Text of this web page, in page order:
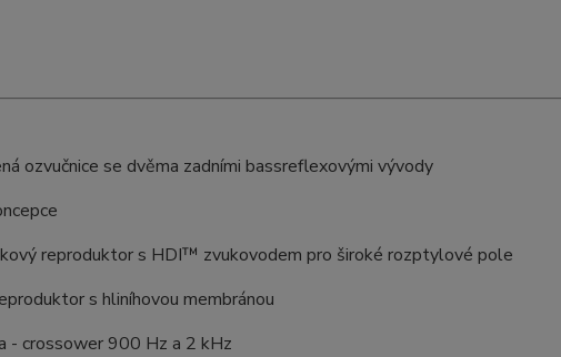
ozvučnice se dvěma zadními bassreflexovými vývody
reproduktor s HDI™ zvukovodem pro široké rozptylové pole
s hliníhovou membránou
- crossower 900 Hz a 2 kHz